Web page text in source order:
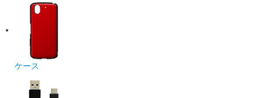
ケース